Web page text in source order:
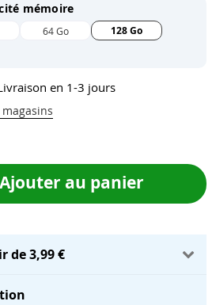
mémoire
64 Go 128 Go
en 1-3 jours
Ajouter au panier
de 3,99 €